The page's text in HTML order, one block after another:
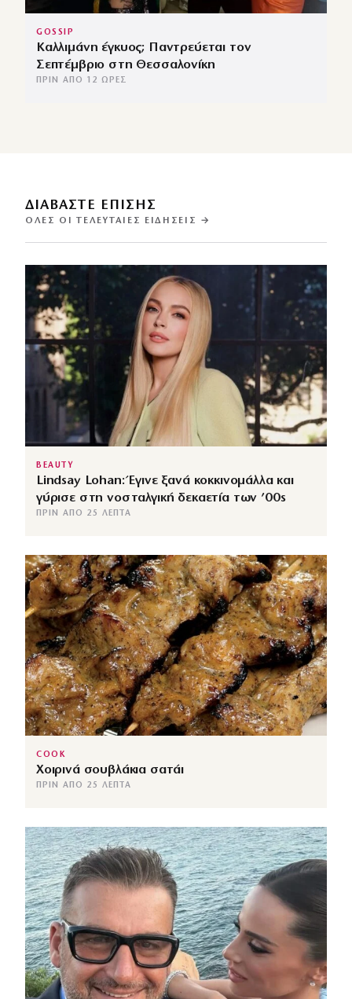
GOSSIP
Καλλιμάνη έγκυος; Παντρεύεται τον
Σεπτέμβριο στη Θεσσαλονίκη
ΠΡΙΝ ΑΠΌ 12 ΏΡΕΣ
ΔΙΑΒΑΣΤΕ ΕΠΙΣΗΣ
ΌΛΕΣ ΟΙ ΤΕΛΕΥΤΑΊΕΣ ΕΙΔΉΣΕΙΣ →
BEAUTY
Lindsay Lohan: Έγινε ξανά κοκκινομάλλα και
γύρισε στη νοσταλγική δεκαετία των ’00s
ΠΡΙΝ ΑΠΌ 25 ΛΕΠΤΆ
COOK
Χοιρινά σουβλάκια σατάι
ΠΡΙΝ ΑΠΌ 25 ΛΕΠΤΆ